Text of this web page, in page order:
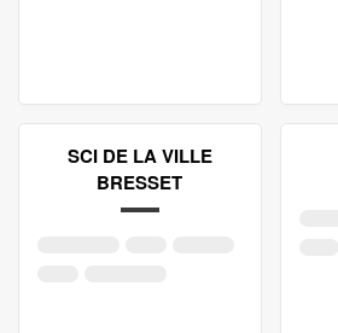
SCI DE LA VILLE
BRESSET